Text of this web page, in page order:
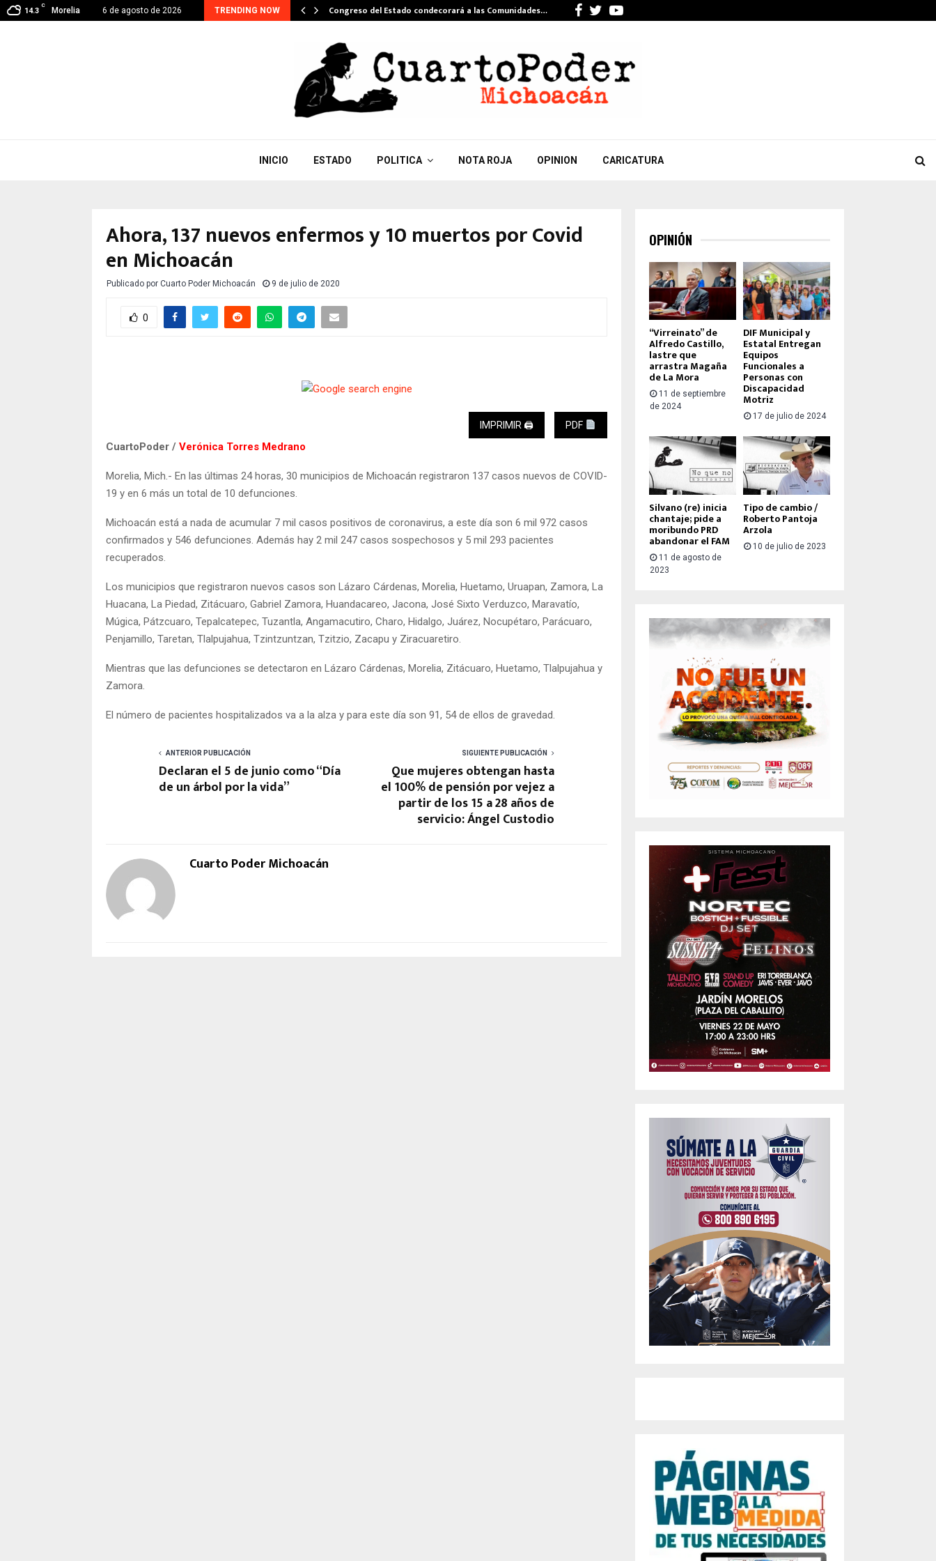
14.3
C
Morelia 6 de agosto de 2026 TRENDING NOW
suma 48 detenidos por extorsión; el… Congreso del Estado condecorará a las Comunidades… Facebook
TwitterYoutube
INICIO ESTADO POLITICA NOTA ROJA OPINION CARICATURA
Ahora, 137 nuevos enfermos y 10 muertos por Covid
en Michoacán
Publicado por Cuarto Poder Michoacán 9 de julio de 2020
0
IMPRIMIR 🖨 PDF
CuartoPoder / Verónica Torres Medrano
Morelia, Mich.- En las últimas 24 horas, 30 municipios de Michoacán registraron 137 casos nuevos de COVID-
19 y en 6 más un total de 10 defunciones.
Michoacán está a nada de acumular 7 mil casos positivos de coronavirus, a este día son 6 mil 972 casos
confirmados y 546 defunciones. Además hay 2 mil 247 casos sospechosos y 5 mil 293 pacientes
recuperados.
Los municipios que registraron nuevos casos son Lázaro Cárdenas, Morelia, Huetamo, Uruapan, Zamora, La
Huacana, La Piedad, Zitácuaro, Gabriel Zamora, Huandacareo, Jacona, José Sixto Verduzco, Maravatío,
Múgica, Pátzcuaro, Tepalcatepec, Tuzantla, Angamacutiro, Charo, Hidalgo, Juárez, Nocupétaro, Parácuaro,
Penjamillo, Taretan, Tlalpujahua, Tzintzuntzan, Tzitzio, Zacapu y Ziracuaretiro.
Mientras que las defunciones se detectaron en Lázaro Cárdenas, Morelia, Zitácuaro, Huetamo, Tlalpujahua y
Zamora.
El número de pacientes hospitalizados va a la alza y para este día son 91, 54 de ellos de gravedad.
ANTERIOR PUBLICACIÓN
Declaran el 5 de junio como “Día
de un árbol por la vida”
SIGUIENTE PUBLICACIÓN
Que mujeres obtengan hasta
el 100% de pensión por vejez a
partir de los 15 a 28 años de
servicio: Ángel Custodio
Cuarto Poder Michoacán
OPINIÓN
“Virreinato” de
Alfredo Castillo,
lastre que
arrastra Magaña
de La Mora
11 de septiembre
de 2024
DIF Municipal y
Estatal Entregan
Equipos
Funcionales a
Personas con
Discapacidad
Motriz
17 de julio de 2024
Silvano (re) inicia
chantaje; pide a
moribundo PRD
abandonar el FAM
11 de agosto de
2023
Tipo de cambio /
Roberto Pantoja
Arzola
10 de julio de 2023